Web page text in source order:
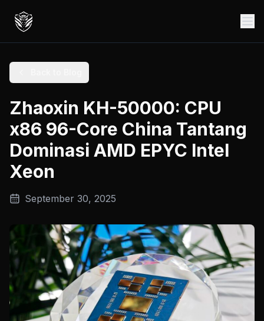
Zhaoxin KH-50000: CPU
x86 96-Core China Tantang
Dominasi AMD EPYC Intel
Xeon
September 30, 2025